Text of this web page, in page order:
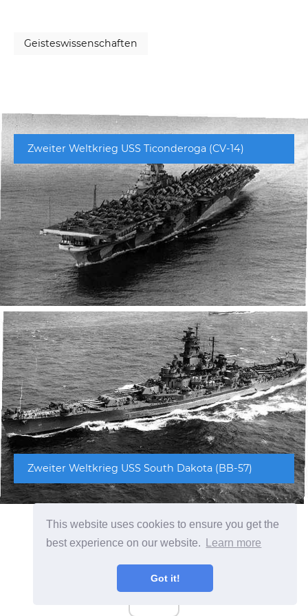
This website uses cookies to ensure you get the
best experience on our website.
Learn more
Got it!
Geisteswissenschaften
Zweiter Weltkrieg USS Ticonderoga (CV-14)
Zweiter Weltkrieg USS South Dakota (BB-57)
ad